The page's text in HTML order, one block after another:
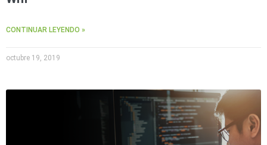
CONTINUAR LEYENDO »
octubre 19, 2019